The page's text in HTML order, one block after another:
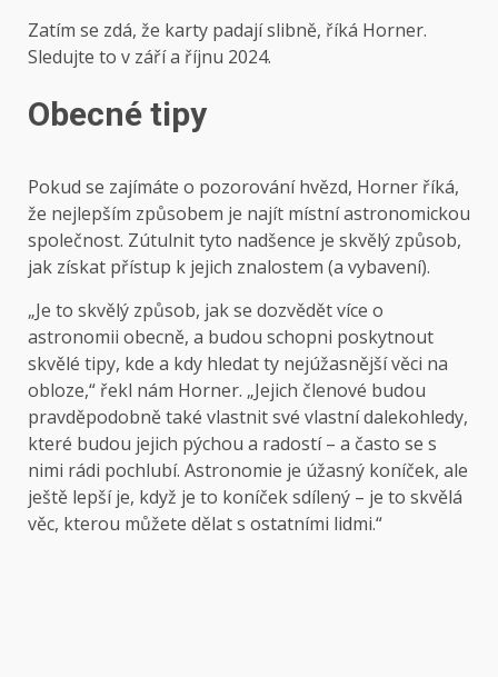
Zatím se zdá, že karty padají slibně, říká Horner.
Sledujte to v září a říjnu 2024.
Obecné tipy
Pokud se zajímáte o pozorování hvězd, Horner říká,
že nejlepším způsobem je najít místní astronomickou
společnost. Zútulnit tyto nadšence je skvělý způsob,
jak získat přístup k jejich znalostem (a vybavení).
„Je to skvělý způsob, jak se dozvědět více o
astronomii obecně, a budou schopni poskytnout
skvělé tipy, kde a kdy hledat ty nejúžasnější věci na
obloze,“ řekl nám Horner. „Jejich členové budou
pravděpodobně také vlastnit své vlastní dalekohledy,
které budou jejich pýchou a radostí – a často se s
nimi rádi pochlubí. Astronomie je úžasný koníček, ale
ještě lepší je, když je to koníček sdílený – je to skvělá
věc, kterou můžete dělat s ostatními lidmi.“